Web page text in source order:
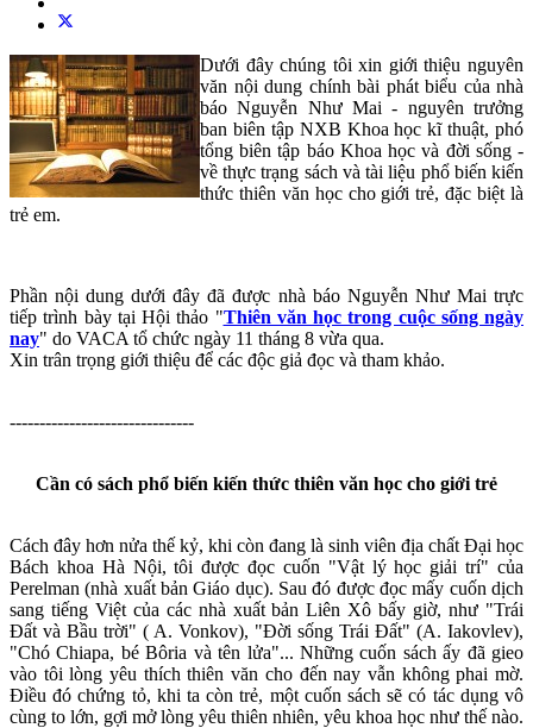
Dưới đây chúng tôi xin giới thiệu nguyên
văn nội dung chính bài phát biểu của nhà
báo Nguyễn Như Mai - nguyên trưởng
ban biên tập NXB Khoa học kĩ thuật, phó
tổng biên tập báo Khoa học và đời sống -
về thực trạng sách và tài liệu phổ biến kiến
thức thiên văn học cho giới trẻ, đặc biệt là
trẻ em.
Phần nội dung dưới đây đã được nhà báo Nguyễn Như Mai trực
tiếp trình bày tại Hội thảo "Thiên văn học trong cuộc sống ngày
nay" do VACA tổ chức ngày 11 tháng 8 vừa qua.
Xin trân trọng giới thiệu để các độc giả đọc và tham khảo.
-------------------------------
Cần có sách phổ biến kiến thức thiên văn học cho giới trẻ
Cách đây hơn nửa thế kỷ, khi còn đang là sinh viên địa chất Đại học
Bách khoa Hà Nội, tôi được đọc cuốn "Vật lý học giải trí" của
Perelman (nhà xuất bản Giáo dục). Sau đó được đọc mấy cuốn dịch
sang tiếng Việt của các nhà xuất bản Liên Xô bấy giờ, như "Trái
Đất và Bầu trời" ( A. Vonkov), "Đời sống Trái Đất" (A. Iakovlev),
"Chó Chiapa, bé Bôria và tên lửa"... Những cuốn sách ấy đã gieo
vào tôi lòng yêu thích thiên văn cho đến nay vẫn không phai mờ.
Điều đó chứng tỏ, khi ta còn trẻ, một cuốn sách sẽ có tác dụng vô
cùng to lớn, gợi mở lòng yêu thiên nhiên, yêu khoa học như thế nào.